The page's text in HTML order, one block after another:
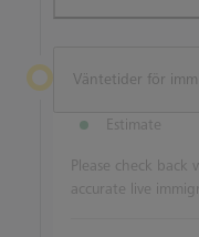
Väntetider för
Estimate
Please check
accurate live